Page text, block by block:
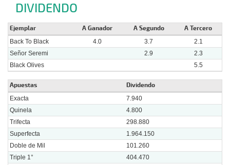
DIVIDENDO
Ejemplar A Ganador A Segundo A Tercero
Back To Black 4.0 3.7
2.1
Señor Seremi
2.9
2.3
Black Olives
5.5
Apuestas Dividendo
Exacta
7.940
Quinela
4.800
Trifecta
298.880
Superfecta
1.964.150
Doble de Mil
101.260
Triple 1°
404.470